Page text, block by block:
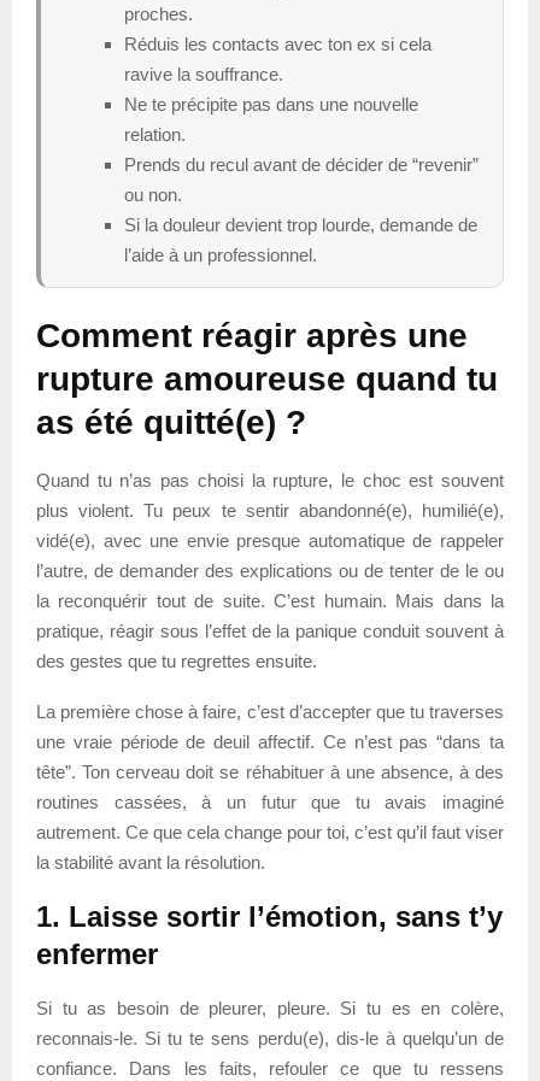
proches.
Réduis les contacts avec ton ex si cela
ravive la souffrance.
Ne te précipite pas dans une nouvelle
relation.
Prends du recul avant de décider de “revenir”
ou non.
Si la douleur devient trop lourde, demande de
l’aide à un professionnel.
Comment réagir après une
rupture amoureuse quand tu
as été quitté(e) ?
Quand tu n’as pas choisi la rupture, le choc est souvent
plus violent. Tu peux te sentir abandonné(e), humilié(e),
vidé(e), avec une envie presque automatique de rappeler
l’autre, de demander des explications ou de tenter de le ou
la reconquérir tout de suite. C’est humain. Mais dans la
pratique, réagir sous l’effet de la panique conduit souvent à
des gestes que tu regrettes ensuite.
La première chose à faire, c’est d’accepter que tu traverses
une vraie période de deuil affectif. Ce n’est pas “dans ta
tête”. Ton cerveau doit se réhabituer à une absence, à des
routines cassées, à un futur que tu avais imaginé
autrement. Ce que cela change pour toi, c’est qu’il faut viser
la stabilité avant la résolution.
1. Laisse sortir l’émotion, sans t’y
enfermer
Si tu as besoin de pleurer, pleure. Si tu es en colère,
reconnais-le. Si tu te sens perdu(e), dis-le à quelqu’un de
confiance. Dans les faits, refouler ce que tu ressens